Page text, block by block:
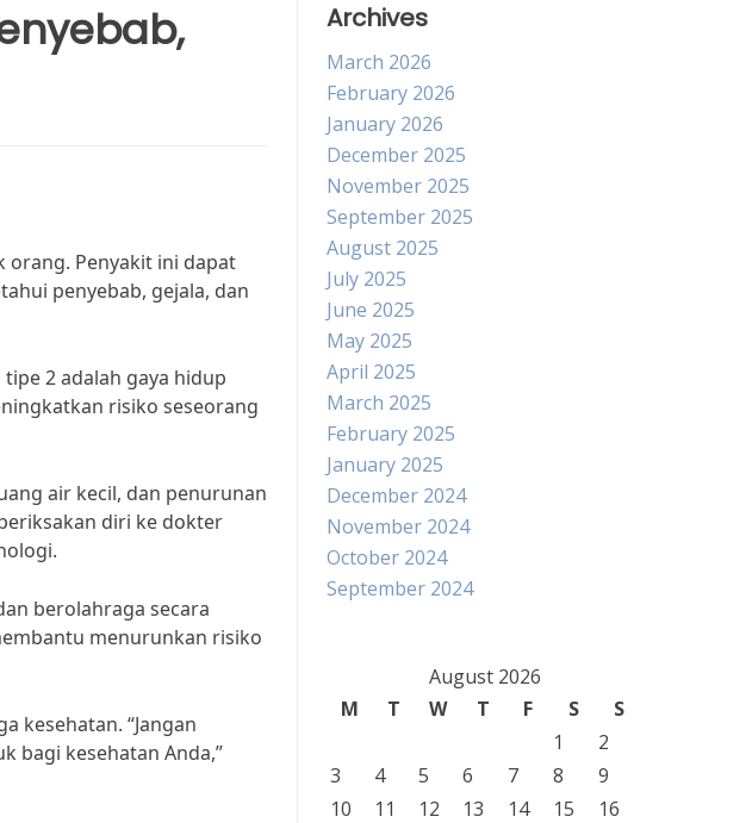
orang. Penyakit ini dapat
penyebab, gejala, dan
2 adalah gaya hidup
risiko seseorang
air kecil, dan penurunan
diri ke dokter
berolahraga secara
menurunkan risiko
kesehatan. “Jangan
bagi kesehatan Anda,”
Archives
March 2026
February 2026
January 2026
December 2025
November 2025
September 2025
August 2025
July 2025
June 2025
May 2025
April 2025
March 2025
February 2025
January 2025
December 2024
November 2024
October 2024
September 2024
August 2026
M
T W T F S
S
1
2
3
4 5 6 7 8
9
10
11 12 13 14 15
16